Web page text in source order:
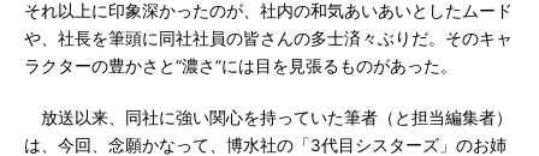
それ以上に印象深かったのが、社内の和気あいあいとしたムード
や、社長を筆頭に同社社員の皆さんの多士済々ぶりだ。そのキャ
ラクターの豊かさと“濃さ”には目を見張るものがあった。
放送以来、同社に強い関心を持っていた筆者（と担当編集者）
は、今回、念願かなって、博水社の「3代目シスターズ」のお姉